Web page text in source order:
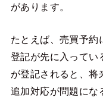
があります。
たとえば、売買予約
登記が先に入ってい
が登記されると、将
追加対応が問題にな